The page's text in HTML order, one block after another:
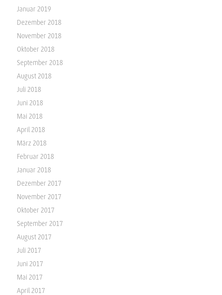
Januar 2019
Dezember 2018
November 2018
Oktober 2018
September 2018
August 2018
Juli 2018
Juni 2018
Mai 2018
April 2018
März 2018
Februar 2018
Januar 2018
Dezember 2017
November 2017
Oktober 2017
September 2017
August 2017
Juli 2017
Juni 2017
Mai 2017
April 2017